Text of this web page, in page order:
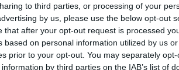
to third parties, or processing of your
by us, please use the below opt-out
that after your opt-out request is processed
based on personal information utilized by us
prior to your opt-out. You may separately
by third parties on the IAB’s list of
per chi viene
il Pdl accoglie l'offerta
al Senato Maurizio
avviare un "immediato
Pd. Il presidente dei